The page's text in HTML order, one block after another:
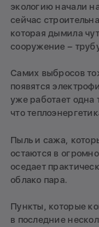
экологию начали
сейчас
которая дымила
сооружение –
Самих выбросов
появятся
уже работает одна
что
Пыль и сажа,
остаются в
оседает
облако пара.
Пункты, которые
в последние